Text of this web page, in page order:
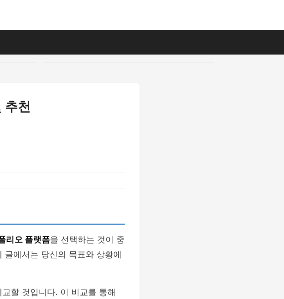
추천
리오 플랫폼을 선택하는 것이 중
에서는 당신의 목표와 상황에
할 것입니다. 이 비교를 통해